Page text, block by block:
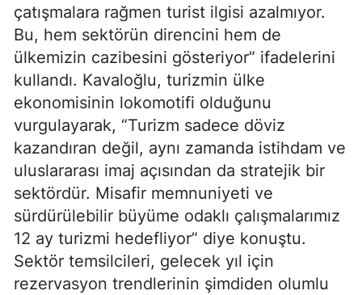
çatışmalara rağmen turist ilgisi azalmıyor.
Bu, hem sektörün direncini hem de
ülkemizin cazibesini gösteriyor” ifadelerini
kullandı. Kavaloğlu, turizmin ülke
ekonomisinin lokomotifi olduğunu
vurgulayarak, “Turizm sadece döviz
kazandıran değil, aynı zamanda istihdam ve
uluslararası imaj açısından da stratejik bir
sektördür. Misafir memnuniyeti ve
sürdürülebilir büyüme odaklı çalışmalarımız
12 ay turizmi hedefliyor” diye konuştu.
Sektör temsilcileri, gelecek yıl için
rezervasyon trendlerinin şimdiden olumlu